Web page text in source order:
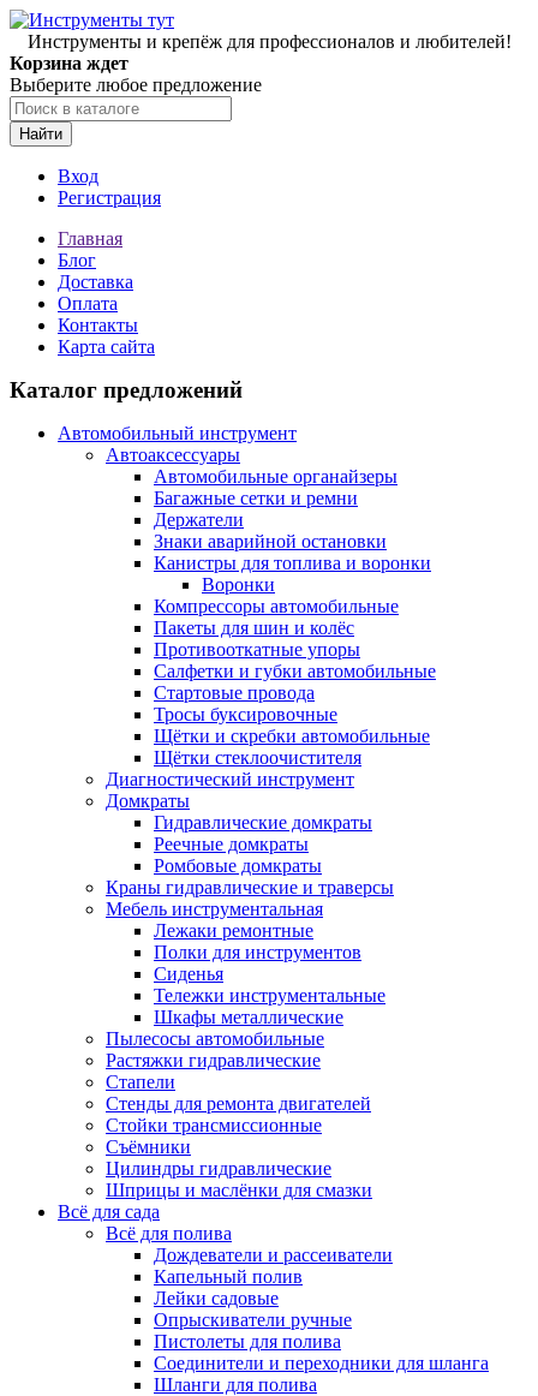
Инструменты и крепёж для профессионалов и любителей!
Корзина ждет
Выберите любое предложение
Найти
Вход
Регистрация
Главная
Блог
Доставка
Оплата
Контакты
Карта сайта
Каталог предложений
Автомобильный инструмент
Автоаксессуары
Автомобильные органайзеры
Багажные сетки и ремни
Держатели
Знаки аварийной остановки
Канистры для топлива и воронки
Воронки
Компрессоры автомобильные
Пакеты для шин и колёс
Противооткатные упоры
Салфетки и губки автомобильные
Стартовые провода
Тросы буксировочные
Щётки и скребки автомобильные
Щётки стеклоочистителя
Диагностический инструмент
Домкраты
Гидравлические домкраты
Реечные домкраты
Ромбовые домкраты
Краны гидравлические и траверсы
Мебель инструментальная
Лежаки ремонтные
Полки для инструментов
Сиденья
Тележки инструментальные
Шкафы металлические
Пылесосы автомобильные
Растяжки гидравлические
Стапели
Стенды для ремонта двигателей
Стойки трансмиссионные
Съёмники
Цилиндры гидравлические
Шприцы и маслёнки для смазки
Всё для сада
Всё для полива
Дождеватели и рассеиватели
Капельный полив
Лейки садовые
Опрыскиватели ручные
Пистолеты для полива
Соединители и переходники для шланга
Шланги для полива